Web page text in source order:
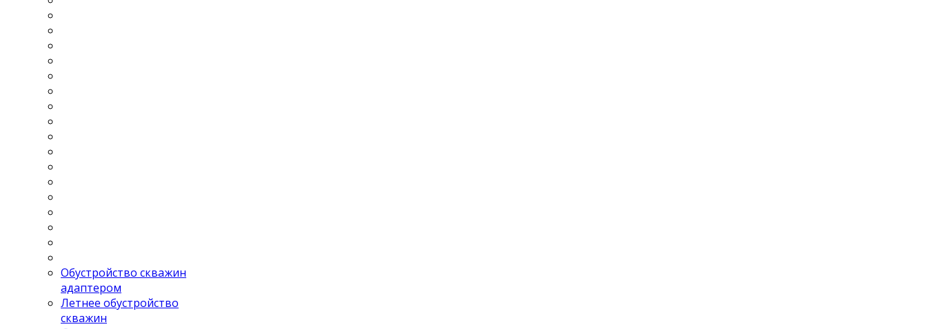
Обустройство скважин
адаптером
Летнее обустройство
скважин